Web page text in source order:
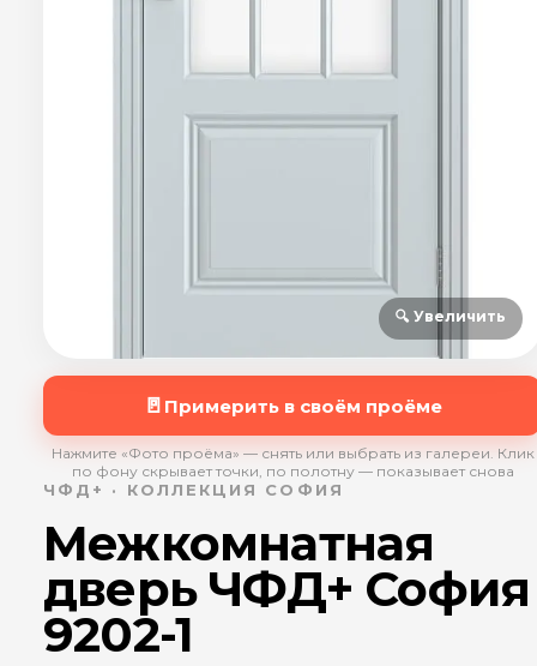
🔍 Увеличить
🚪 Примерить в своём проёме
Нажмите «Фото проёма» — снять или выбрать из галереи. Клик
по фону скрывает точки, по полотну — показывает снова
ЧФД+ · КОЛЛЕКЦИЯ СОФИЯ
Межкомнатная
дверь ЧФД+ София
9202-1